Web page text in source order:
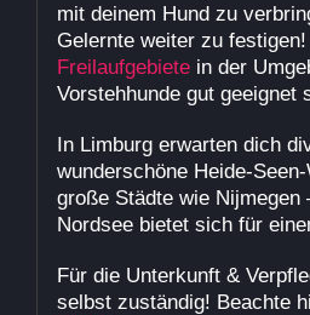
mit deinem Hund zu
Gelernte weiter zu
Freilaufgebietein der
Vorstehhunde gut geeignet
In Limburg erwarten dich
wunderschöne Heide-
große Städte wie Nijmegen
Nordsee bietet sich für
Für die Unterkunft &
selbst zuständig! Beachte